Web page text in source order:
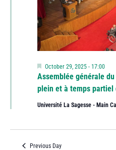
Assemblée générale
plein et à temps partiel
Featured
October 29, 2025 - 17:00
Université La Sagesse - Main
Previous Day